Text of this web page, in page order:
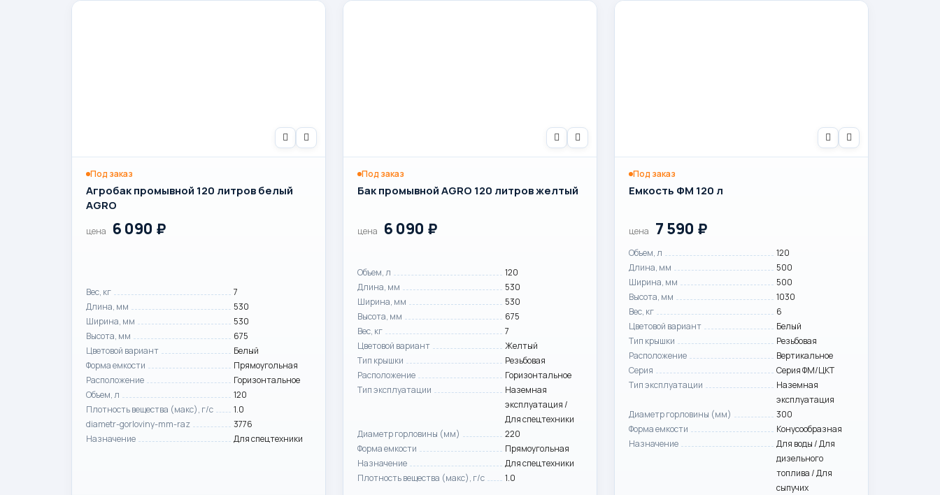
Под заказ
Агробак промывной 120 литров белый
AGRO
цена 6 090 ₽
Вес, кг
7
Длина, мм
530
Ширина, мм
530
Высота, мм
675
Цветовой вариант
Белый
Форма емкости
Прямоугольная
Расположение
Горизонтальное
Объем, л
120
Плотность вещества (макс), г/с
1.0
diametr-gorloviny-mm-raz
3776
Назначение
Для спецтехники
Под заказ
Бак промывной AGRO 120 литров желтый
цена 6 090 ₽
Объем, л
120
Длина, мм
530
Ширина, мм
530
Высота, мм
675
Вес, кг
7
Цветовой вариант
Желтый
Тип крышки
Резьбовая
Расположение
Горизонтальное
Тип эксплуатации
Наземная
эксплуатация /
Для спецтехники
Диаметр горловины (мм)
220
Форма емкости
Прямоугольная
Назначение
Для спецтехники
Плотность вещества (макс), г/с
1.0
Под заказ
Емкость ФМ 120 л
цена 7 590 ₽
Объем, л
120
Длина, мм
500
Ширина, мм
500
Высота, мм
1030
Вес, кг
6
Цветовой вариант
Белый
Тип крышки
Резьбовая
Расположение
Вертикальное
Серия
Серия ФМ/ЦКТ
Тип эксплуатации
Наземная
эксплуатация
Диаметр горловины (мм)
300
Форма емкости
Конусообразная
Назначение
Для воды / Для
дизельного
топлива / Для
сыпучих